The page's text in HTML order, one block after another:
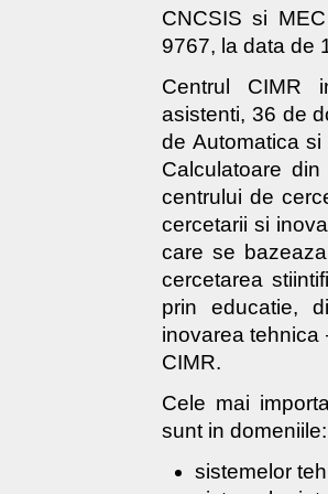
CNCSIS si
9767, la data de
Centrul CIMR
asistenti, 36 de
de Automatica
Calculatoare
centrului de
cercetarii si
care se
cercetarea
prin educatie,
inovarea tehnica
CIMR.
Cele mai
sunt in domeniile:
sistemelor